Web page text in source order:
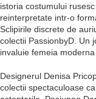
istoria costumului
reinterpretate intr-o
Sclipirile discrete de
colectii PassionbyD. Un
invaluie femeia
Designerul Denisa
colectii spectaculoase